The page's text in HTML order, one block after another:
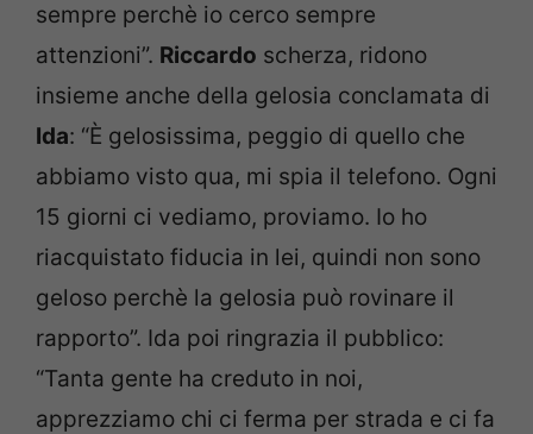
sempre perchè io cerco sempre
attenzioni”. Riccardo scherza, ridono
insieme anche della gelosia conclamata di
Ida: “È gelosissima, peggio di quello che
abbiamo visto qua, mi spia il telefono. Ogni
15 giorni ci vediamo, proviamo. Io ho
riacquistato fiducia in lei, quindi non sono
geloso perchè la gelosia può rovinare il
rapporto”. Ida poi ringrazia il pubblico:
“Tanta gente ha creduto in noi,
apprezziamo chi ci ferma per strada e ci fa